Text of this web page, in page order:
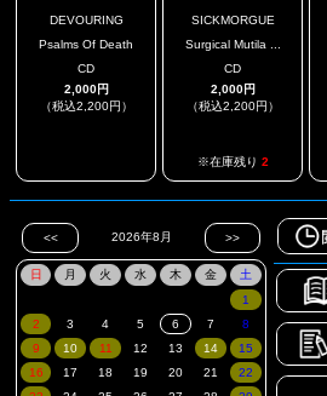
DEVOURING
Psalms Of Death
CD
2,000円
（税込2,200円）
SICKMORGUE
Surgical Mutila ...
CD
2,000円
（税込2,200円）
※在庫残り 2